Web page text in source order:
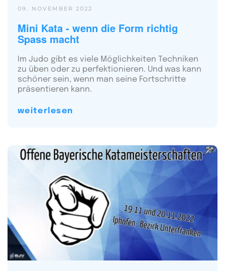
09. NOVEMBER 2022
Mini Kata - wenn die Form richtig
Spass macht
Im Judo gibt es viele Möglichkeiten Techniken
zu üben oder zu perfektionieren. Und was kann
schöner sein, wenn man seine Fortschritte
präsentieren kann.
weiterlesen